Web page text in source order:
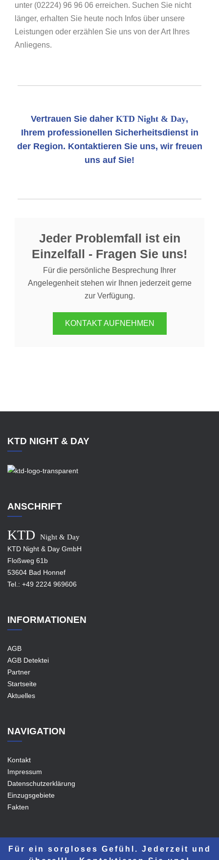
unter (02224) 96 96 06 erreichen. Suchen Sie nicht
länger, erhalten Sie heute noch Infos über unsere
Leistungen oder erzählen Sie uns von der Art Ihres
Anliegens.
Vertrauen Sie daher KTD Night & Day,
Ihrem professionellen Sicherheitsdienst in
der Region. Kontaktieren Sie uns, wir freuen
uns auf Sie!
Jeder Problemfall ist ein
Einzelfall - Fragen Sie uns!
Für die persönliche Besprechung Ihrer
Angelegenheit stehen wir Ihnen jederzeit gerne
zur Verfügung.
KONTAKT AUFNEHMEN
KTD NIGHT & DAY
ANSCHRIFT
KTD
Night & Day
KTD Night & Day GmbH
Floßweg 61b
53604 Bad Honnef
Tel.: +49 2224 969606
INFORMATIONEN
AGB
AGB Detektei
Partner
Startseite
Aktuelles
NAVIGATION
Kontakt
Impressum
Datenschutzerklärung
Einzugsgebiete
Fakten
Für ein sorgloses Gefühl. Jederzeit und